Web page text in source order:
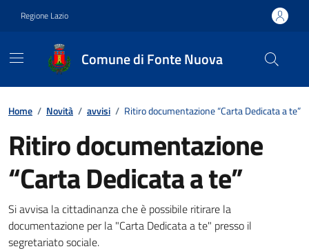
Regione Lazio
Comune di Fonte Nuova
Contenuti in evidenza
Home / Novità / avvisi / Ritiro documentazione “Carta Dedicata a te”
Ritiro documentazione
“Carta Dedicata a te”
Dettagli della notizia
Si avvisa la cittadinanza che è possibile ritirare la
documentazione per la "Carta Dedicata a te" presso il
segretariato sociale.